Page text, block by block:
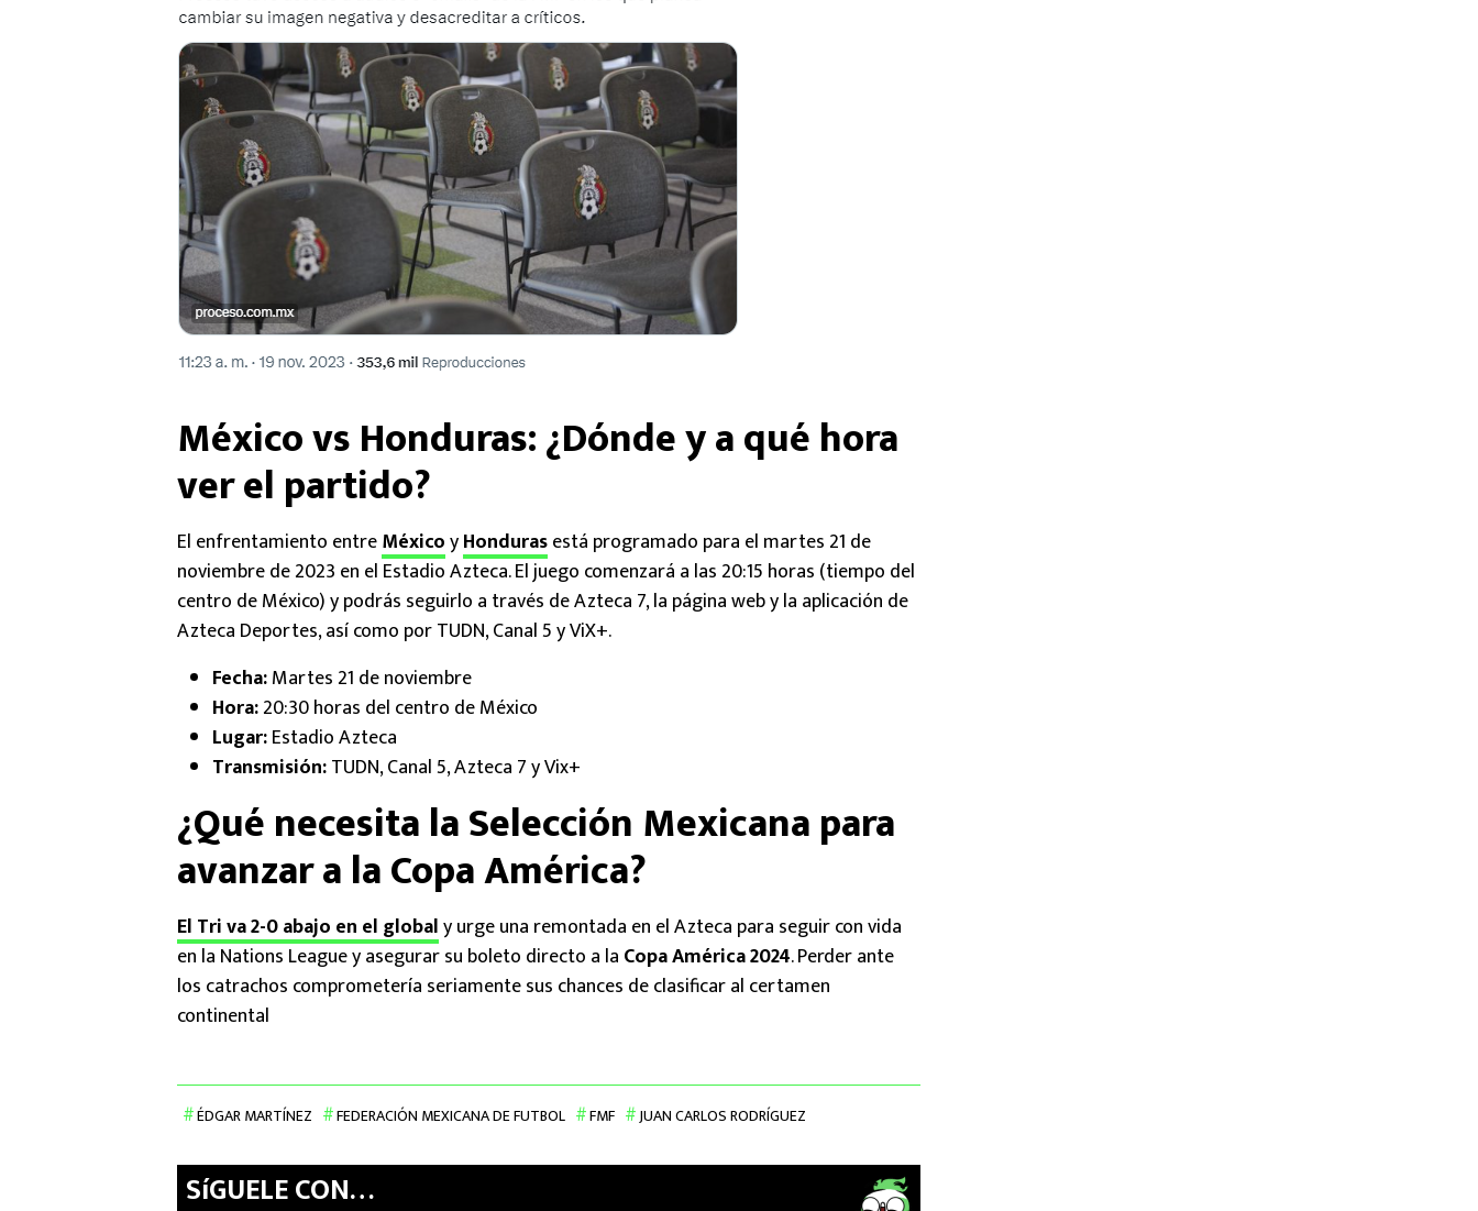
México vs Honduras: ¿Dónde y a qué hora
ver el partido?
El enfrentamiento entreMéxicoyHondurasestá programado para el martes 21 de
noviembre de 2023 en el Estadio Azteca. El juego comenzará a las 20:15 horas (tiempo del
centro de México) y podrás seguirlo a través de Azteca 7, la página web y la aplicación de
Azteca Deportes, así como por TUDN, Canal 5 y ViX+.
Fecha:Martes 21 de noviembre
Hora:20:30 horas del centro de México
Lugar:Estadio Azteca
Transmisión:TUDN, Canal 5, Azteca 7 y Vix+
¿Qué necesita la Selección Mexicana para
avanzar a la Copa América?
El Tri va 2-0 abajo en el globaly urge una remontada en el Azteca para seguir con vida
en la Nations League y asegurar su boleto directo a la Copa América 2024. Perder ante
los catrachos comprometería seriamente sus chances de clasificar al certamen
continental
ÉDGAR MARTÍNEZ FEDERACIÓN MEXICANA DE FUTBOL FMF JUAN CARLOS RODRÍGUEZ
SíGUELE CON…